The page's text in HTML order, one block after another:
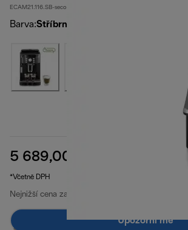
ECAM21.116.SB-second
Barva:Stříbrná
5 689,00 Kč původní
*Včetně DPH
Nejnižší cena za posledních 30 dní
Upozorni mě